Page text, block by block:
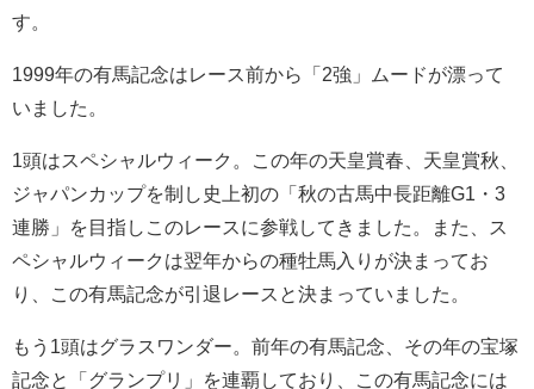
す。
1999年の有馬記念はレース前から「2強」ムードが漂って
いました。
1頭はスペシャルウィーク。この年の天皇賞春、天皇賞秋、
ジャパンカップを制し史上初の「秋の古馬中長距離G1・3
連勝」を目指しこのレースに参戦してきました。また、ス
ペシャルウィークは翌年からの種牡馬入りが決まってお
り、この有馬記念が引退レースと決まっていました。
もう1頭はグラスワンダー。前年の有馬記念、その年の宝塚
記念と「グランプリ」を連覇しており、この有馬記念には